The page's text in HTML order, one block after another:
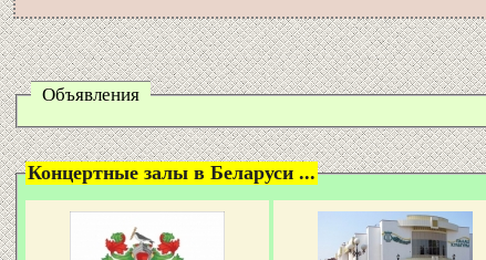
Объявления
Концертные залы в Беларуси ...